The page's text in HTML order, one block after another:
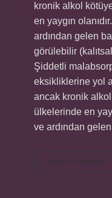
kronik alkol
en yaygın
ardından gelen
görülebilir
Şiddetli
eksikliklerine yol
ancak kronik alkol
ülkelerinde en
ve ardından
Devamını okuyun